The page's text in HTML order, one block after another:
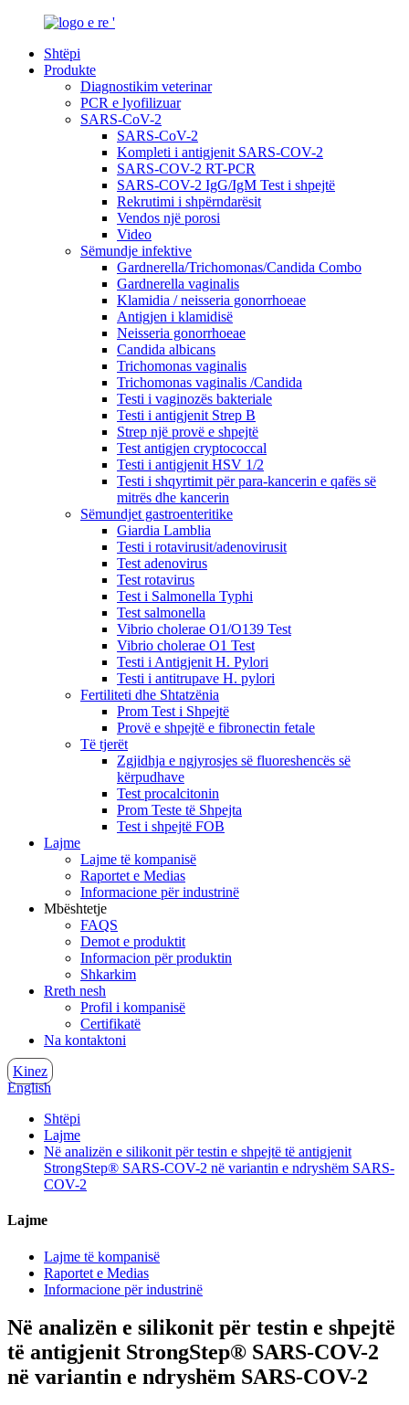
Shtëpi
Produkte
Diagnostikim veterinar
PCR e lyofilizuar
SARS-CoV-2
SARS-CoV-2
Kompleti i antigjenit SARS-COV-2
SARS-COV-2 RT-PCR
SARS-COV-2 IgG/IgM Test i shpejtë
Rekrutimi i shpërndarësit
Vendos një porosi
Video
Sëmundje infektive
Gardnerella/Trichomonas/Candida Combo
Gardnerella vaginalis
Klamidia / neisseria gonorrhoeae
Antigjen i klamidisë
Neisseria gonorrhoeae
Candida albicans
Trichomonas vaginalis
Trichomonas vaginalis /Candida
Testi i vaginozës bakteriale
Testi i antigjenit Strep B
Strep një provë e shpejtë
Test antigjen cryptococcal
Testi i antigjenit HSV 1/2
Testi i shqyrtimit për para-kancerin e qafës së
mitrës dhe kancerin
Sëmundjet gastroenteritike
Giardia Lamblia
Testi i rotavirusit/adenovirusit
Test adenovirus
Test rotavirus
Test i Salmonella Typhi
Test salmonella
Vibrio cholerae O1/O139 Test
Vibrio cholerae O1 Test
Testi i Antigjenit H. Pylori
Testi i antitrupave H. pylori
Fertiliteti dhe Shtatzënia
Prom Test i Shpejtë
Provë e shpejtë e fibronectin fetale
Të tjerët
Zgjidhja e ngjyrosjes së fluoreshencës së
kërpudhave
Test procalcitonin
Prom Teste të Shpejta
Test i shpejtë FOB
Lajme
Lajme të kompanisë
Raportet e Medias
Informacione për industrinë
Mbështetje
FAQS
Demot e produktit
Informacion për produktin
Shkarkim
Rreth nesh
Profil i kompanisë
Certifikatë
Na kontaktoni
Kinez
English
Shtëpi
Lajme
Në analizën e silikonit për testin e shpejtë të antigjenit
StrongStep® SARS-COV-2 në variantin e ndryshëm SARS-
COV-2
Lajme
Lajme të kompanisë
Raportet e Medias
Informacione për industrinë
Në analizën e silikonit për testin e shpejtë
të antigjenit StrongStep® SARS-COV-2
në variantin e ndryshëm SARS-COV-2